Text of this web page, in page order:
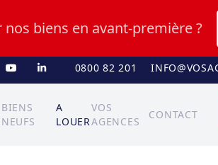
nos biens en avant-première ?
0800 82 201
BIENS
NEUFS
A
LOUER
VOS
AGENCES
CONTACT